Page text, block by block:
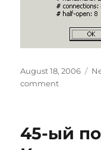
Posted
on
August 18, 2006
commenton
45-ый